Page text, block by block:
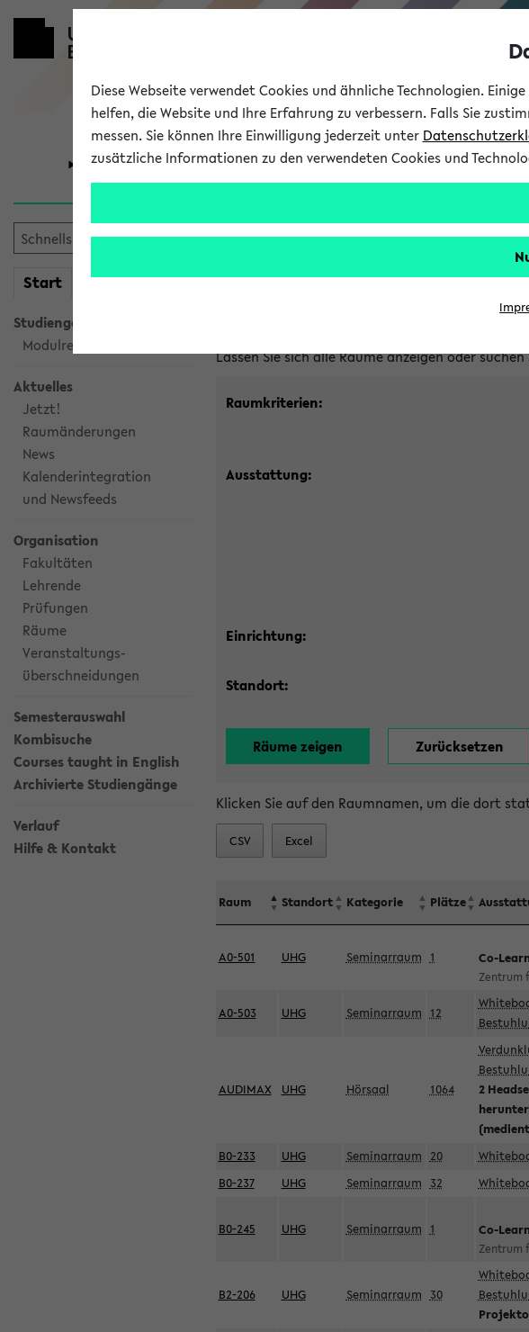
Universität Forschung Studium
Start meineKVV
Studiengangsauswahl
Modulrecherche
Aktuelles
Jetzt!
Raumänderungen
News
Kalenderintegration
und Newsfeeds
Organisation
Fakultäten
Lehrende
Prüfungen
Räume
Veranstaltungs-
überschneidungen
Semesterauswahl
Kombisuche
Courses taught in English
Archivierte Studiengänge
Verlauf
Hilfe & Kontakt
Im eKVV verwaltete
Lassen Sie sich alle Räume anzeigen oder
Raumkriterien:
Ausstattung:
Einrichtung:
Standort:
Klicken Sie auf den Raumnamen, um die dort
CSV Excel
Raum Standort Kategorie Plätze
A0-501 UHG Seminarraum 1 Co-
Zentrum
A0-503 UHG Seminarraum 12
AUDIMAX UHG Hörsaal 1064
2
B0-233 UHG Seminarraum 20
B0-237
UHG Seminarraum 32
B0-245 UHG Seminarraum 1 Co-
Zentrum
B2-206 UHG Seminarraum 30
Diese Webseite verwendet Cookies und ähnliche Technologien.
helfen, die Website und Ihre Erfahrung zu verbessern. Falls Sie
messen. Sie können Ihre Einwilligung jederzeit unter
zusätzliche Informationen zu den verwendeten Cookies und